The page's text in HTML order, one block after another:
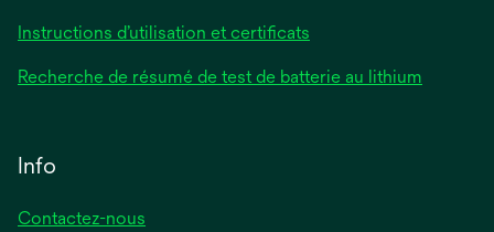
Instructions d’utilisation et certificats
Recherche de résumé de test de batterie au lithium
Info
Contactez-nous